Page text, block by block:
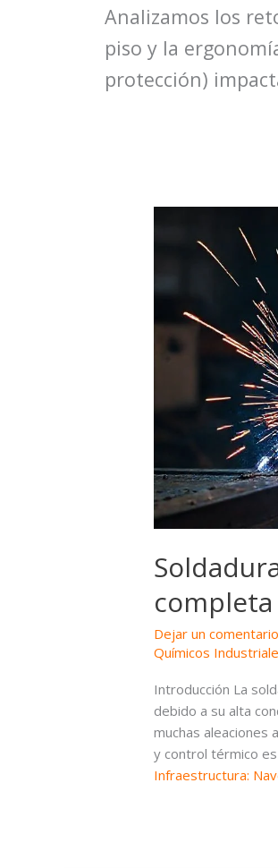
Analizamos los
piso y la
protección)
completa
Dejar un comentario
Químicos
Introducción La
debido a su alta
muchas aleaciones
y control térmico
Infraestructura: